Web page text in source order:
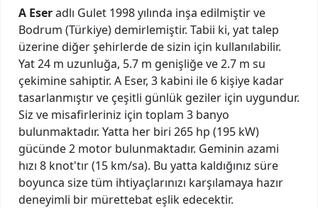
A Eseradlı Gulet 1998 yılında inşa edilmiştir ve
Bodrum (Türkiye) demirlemiştir. Tabii ki, yat talep
üzerine diğer şehirlerde de sizin için kullanılabilir.
Yat 24 m uzunluğa, 5.7 m genişliğe ve 2.7 m su
çekimine sahiptir. A Eser, 3 kabini ile 6 kişiye kadar
tasarlanmıştır ve çeşitli günlük geziler için uygundur.
Siz ve misafirleriniz için toplam 3 banyo
bulunmaktadır. Yatta her biri 265 hp (195 kW)
gücünde 2 motor bulunmaktadır. Geminin azami
hızı 8 knot'tır (15 km/sa). Bu yatta kaldığınız süre
boyunca size tüm ihtiyaçlarınızı karşılamaya hazır
deneyimli bir mürettebat eşlik edecektir.